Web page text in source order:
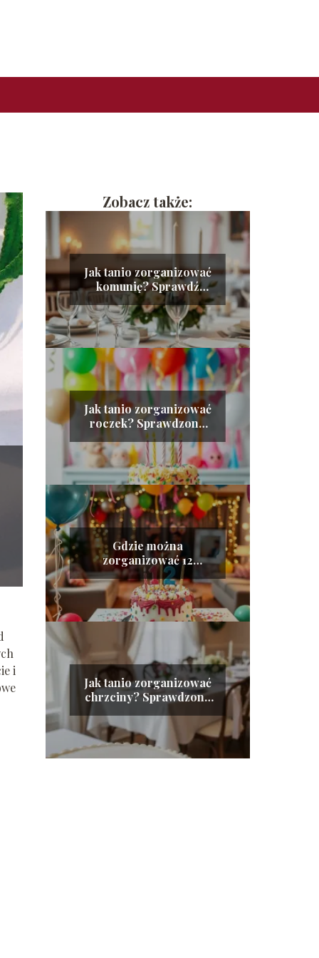
i
Zobacz także:
Jak tanio zorganizować
komunię? Sprawdź
nasze sprawdzone
porady!
Jak tanio zorganizować
roczek? Sprawdzone
porady i pomysły
Gdzie można
zorganizować 12
urodziny? Sprawdź
najlepsze miejsca!
Jak tanio zorganizować
chrzciny? Sprawdzone